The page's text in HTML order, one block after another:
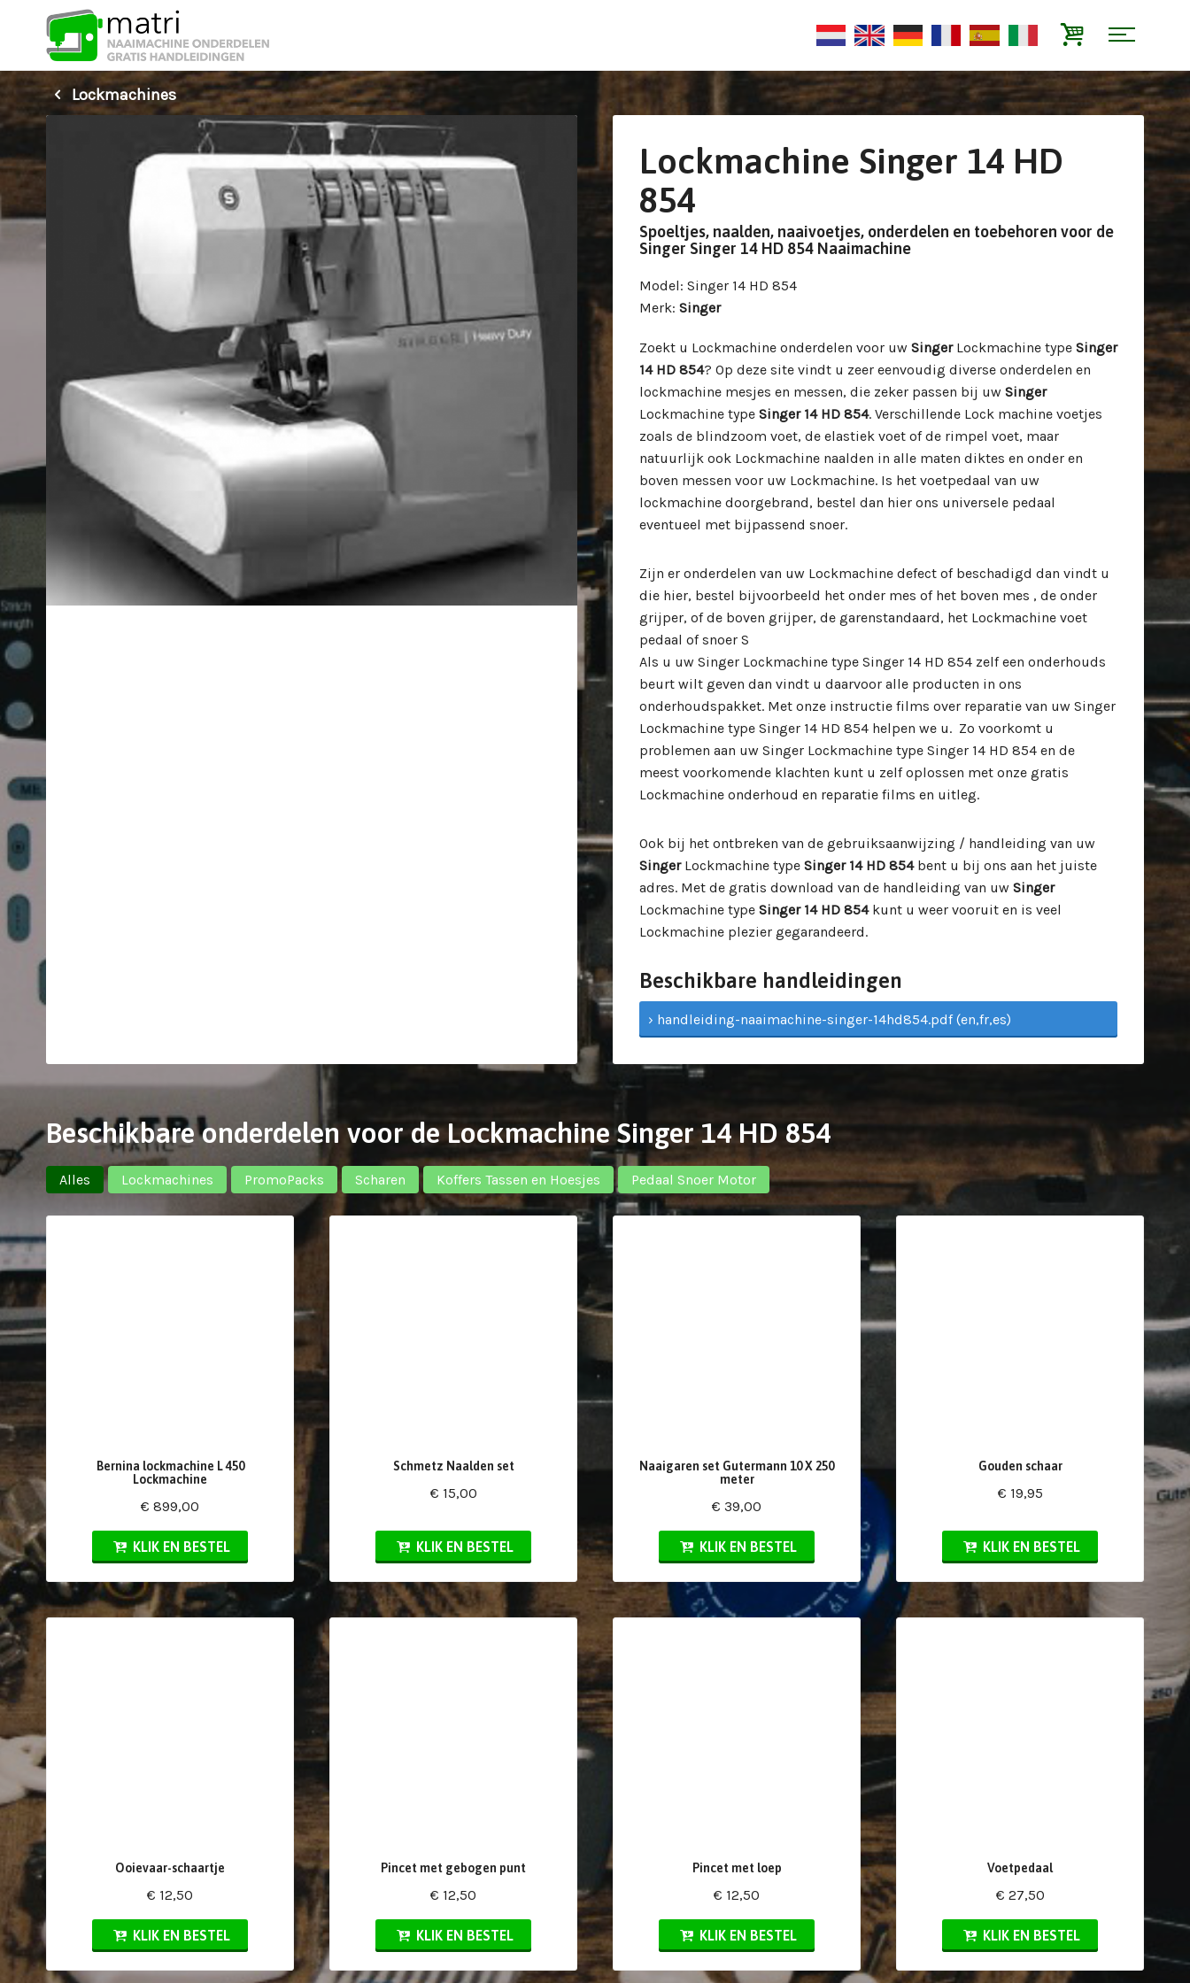
Lockmachines
Lockmachine Singer 14 HD
854
Spoeltjes, naalden, naaivoetjes, onderdelen en toebehoren voor de
Singer Singer 14 HD 854 Naaimachine
Model: Singer 14 HD 854
Merk: Singer
Zoekt u Lockmachine onderdelen voor uw SingerLockmachine type Singer
14 HD 854? Op deze site vindt u zeer eenvoudig diverse onderdelen en
lockmachine mesjes en messen, die zeker passen bij uw Singer
Lockmachine type Singer 14 HD 854. Verschillende Lock machine voetjes
zoals de blindzoom voet, de elastiek voet of de rimpel voet, maar
natuurlijk ook Lockmachine naalden in alle maten diktes en onder en
boven messen voor uw Lockmachine. Is het voetpedaal van uw
lockmachine doorgebrand, bestel dan hier ons universele pedaal
eventueel met bijpassend snoer.
Zijn er onderdelen van uw Lockmachine defect of beschadigd dan vindt u
die hier, bestel bijvoorbeeld het onder mes of het boven mes , de onder
grijper, of de boven grijper, de garenstandaard, het Lockmachine voet
pedaal of snoer S
Als u uw Singer Lockmachine type Singer 14 HD 854 zelf een onderhouds
beurt wilt geven dan vindt u daarvoor alle producten in ons
onderhoudspakket. Met onze instructie films over reparatie van uw Singer
Lockmachine type Singer 14 HD 854 helpen we u. Zo voorkomt u
problemen aan uw Singer Lockmachine type Singer 14 HD 854 en de
meest voorkomende klachten kunt u zelf oplossen met onze gratis
Lockmachine onderhoud en reparatie films en uitleg.
Ook bij het ontbreken van de gebruiksaanwijzing / handleiding van uw
SingerLockmachine type Singer 14 HD 854 bent u bij ons aan het juiste
adres. Met de gratis download van de handleiding van uw Singer
Lockmachine type Singer 14 HD 854kunt u weer vooruit en is veel
Lockmachine plezier gegarandeerd.
Beschikbare handleidingen
› handleiding-naaimachine-singer-14hd854.pdf (en,fr,es)
Beschikbare onderdelen voor de Lockmachine Singer 14 HD 854
Alles Lockmachines PromoPacks Scharen Koffers Tassen en Hoesjes Pedaal Snoer Motor
Bernina lockmachine L 450
Lockmachine
€ 899,00
KLIK EN BESTEL
Schmetz Naalden set
€ 15,00
KLIK EN BESTEL
Naaigaren set Gutermann 10 X 250
meter
€ 39,00
KLIK EN BESTEL
Gouden schaar
€ 19,95
KLIK EN BESTEL
Ooievaar-schaartje
€ 12,50
KLIK EN BESTEL
Pincet met gebogen punt
€ 12,50
KLIK EN BESTEL
Pincet met loep
€ 12,50
KLIK EN BESTEL
Voetpedaal
€ 27,50
KLIK EN BESTEL